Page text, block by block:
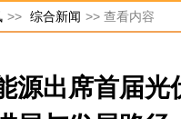
>> 综合新闻 >> 查看内容
源出席首届